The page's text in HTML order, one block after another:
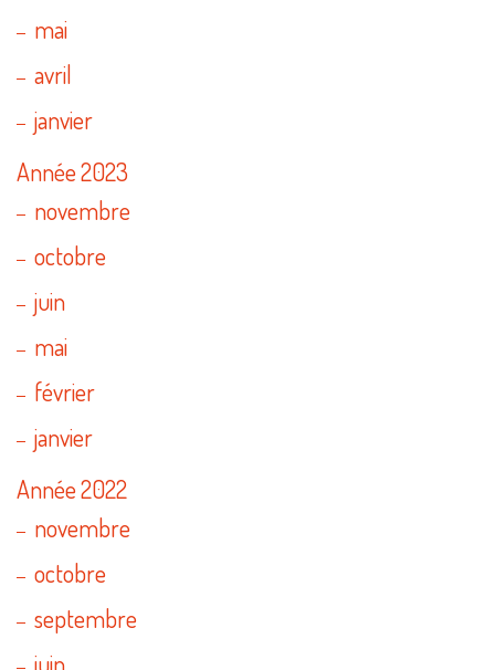
mai
avril
janvier
Année 2023
novembre
octobre
juin
mai
février
janvier
Année 2022
novembre
octobre
septembre
juin